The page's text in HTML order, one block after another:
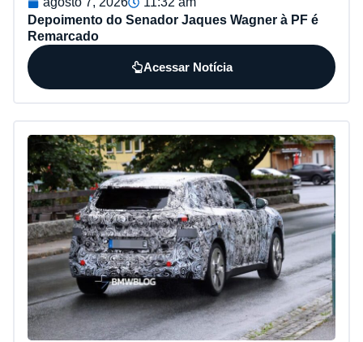
Depoimento do Senador Jaques Wagner à PF é
Remarcado
Acessar Notícia